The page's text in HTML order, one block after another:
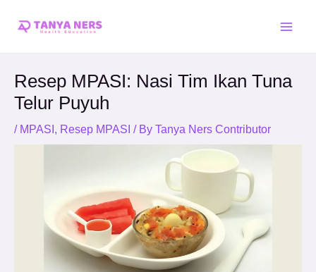
Resep MPASI: Nasi Tim Ikan Tuna
Telur Puyuh
/ MPASI , Resep MPASI / By Tanya Ners Contributor
navigation